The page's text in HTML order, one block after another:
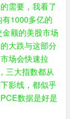
需要，我看了
1000多亿的
额的美股市场
大跌与这部分
场会快速拉
三大指数都从
影线，都似乎
数据是好是